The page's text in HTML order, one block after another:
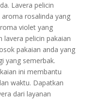
Lavera pelicin
rosalinda yang
violet yang
lavera pelicin pakaian
pakaian anda yang
yang semerbak.
ini membantu
waktu. Dapatkan
dari layanan